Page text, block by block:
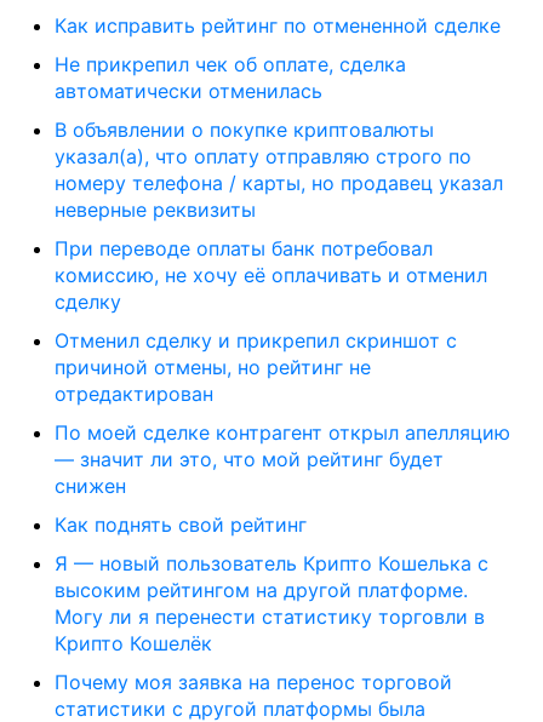
Как исправить рейтинг по отмененной сделке
Не прикрепил чек об оплате, сделка
автоматически отменилась
В объявлении о покупке криптовалюты
указал(а), что оплату отправляю строго по
номеру телефона / карты, но продавец указал
неверные реквизиты
При переводе оплаты банк потребовал
комиссию, не хочу её оплачивать и отменил
сделку
Отменил сделку и прикрепил скриншот с
причиной отмены, но рейтинг не
отредактирован
По моей сделке контрагент открыл апелляцию
— значит ли это, что мой рейтинг будет
снижен
Как поднять свой рейтинг
Я — новый пользователь Крипто Кошелька с
высоким рейтингом на другой платформе.
Могу ли я перенести статистику торговли в
Крипто Кошелёк
Почему моя заявка на перенос торговой
статистики с другой платформы была